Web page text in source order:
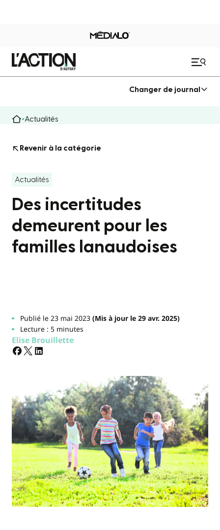
Changer de journal
Actualités
Revenir à la catégorie
Actualités
Des incertitudes
demeurent pour les
familles lanaudoises
Publié le 23 mai 2023(Mis à jour le 29 avr. 2025)
Lecture : 5 minutes
Elise Brouillette